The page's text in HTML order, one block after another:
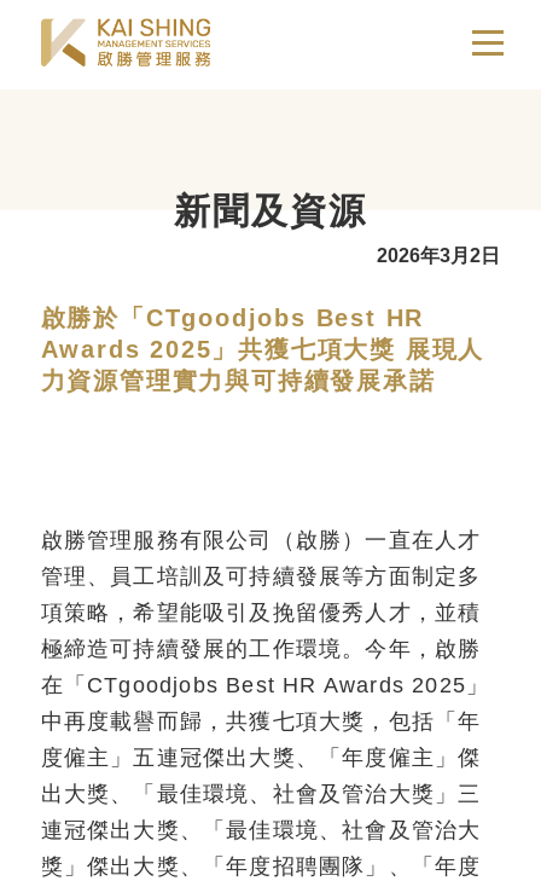
卓越服務
人物故事
新聞及資源 聯繫我們 加入我們
新聞及資源
2026年3月2日
啟勝於「CTgoodjobs Best HR
Awards 2025」共獲七項大獎 展現人
力資源管理實力與可持續發展承諾
啟勝管理服務有限公司（啟勝）一直在人才
管理、員工培訓及可持續發展等方面制定多
項策略，希望能吸引及挽留優秀人才，並積
極締造可持續發展的工作環境。今年，啟勝
在「CTgoodjobs Best HR Awards 2025」
中再度載譽而歸，共獲七項大獎，包括「年
度僱主」五連冠傑出大獎、「年度僱主」傑
出大獎、「最佳環境、社會及管治大獎」三
連冠傑出大獎、「最佳環境、社會及管治大
獎」傑出大獎、「年度招聘團隊」、「年度